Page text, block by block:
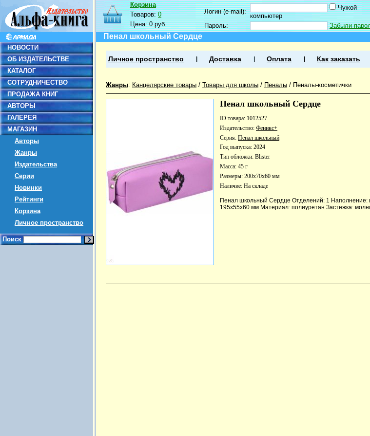
НОВОСТИ
ОБ ИЗДАТЕЛЬСТВЕ
КАТАЛОГ
СОТРУДНИЧЕСТВО
ПРОДАЖА КНИГ
АВТОРЫ
ГАЛЕРЕЯ
МАГАЗИН
Авторы
Жанры
Издательства
Серии
Новинки
Рейтинги
Корзина
Личное пространство
Поиск
Корзина
Товаров:0
Цена:0 руб.
Логин (e-mail):
Чужой
компьютер
Пароль:
Забыли
Пенал школьный Сердце
Личное пространство Доставка Оплата Как заказать
Жанры: Канцелярские товары / Товары для школы / Пеналы / Пеналы-косметички
Пенал школьный Сердце
ID товара: 1012527
Издательство: Феникс+
Серия: Пенал школьный
Год выпуска: 2024
Тип обложки: Blister
Масса: 45 г
Размеры: 200x70x60 мм
Наличие: На складе
Пенал школьный Сердце Отделений: 1 Наполнение:
195х55х60 мм Материал: полиуретан Застежка: